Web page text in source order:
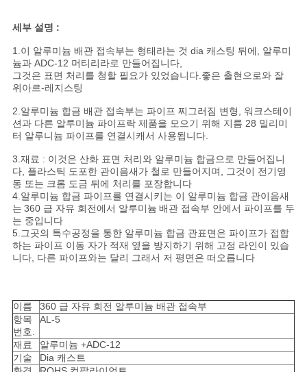
인
정
보
보
호
정
책
세부 설명 :
1.이 알루미늄 배관 접속부는 형태라는 것 dia 캐스팅 뒤에, 알루미
늄과 ADC-12 머티리라로 만들어집니다,
그것은 표면 처리를 청할 필요가 있었습니다.좋은 출현으로와 잘
위아르-레지스팅
2.알루미늄 합금 배관 접속부는 파이프 찌그러짐 변형, 워크스테이
션과 다른 알루미늄 파이프락 제품을 모으기 위해 지름 28 밀리미
터 알루니늄 파이프를 연결시캐서 사용됩니다.
3.재료 : 이것은 산화 표면 처리와 알루미늄 합금으로 만들어집니
다, 플라스틱 도포한 관이음새가 철로 만들어지며, 그것이 전기영
동 또는 크롬 도금 뒤에 처리를 포장합니다
4.알루미늄 합금 파이프를 연결시키는 이 알루미늄 합금 관이음새
는 360 급 자유 회전에서 알루미늄 배관 접속부 안에서 파이프를 두
는 중입니다
5.그곳의 특수공정을 통한 알루미늄 합금 관표면은 파이프가 접합
하는 파이프 이동 자가 적재 옆을 방지하기 위해 고정 라인이 있습
니다, 다른 파이프와는 달리 그래서 저 평면은 떠오릅니다
이름 360 급 자유 회전 알루미늄 배관 접속부
항목
번호.
AL-5
재료
알루미늄 +ADC-12
기술
Dia 캐스트